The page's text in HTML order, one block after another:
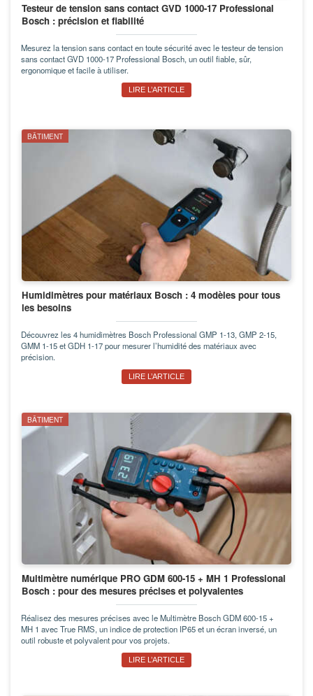
Testeur de tension sans contact GVD 1000-17 Professional
Bosch : précision et fiabilité
Mesurez la tension sans contact en toute sécurité avec le testeur de tension
sans contact GVD 1000-17 Professional Bosch, un outil fiable, sûr,
ergonomique et facile à utiliser.
LIRE L’ARTICLE
BÂTIMENT
Humidimètres pour matériaux Bosch : 4 modèles pour tous
les besoins
Découvrez les 4 humidimètres Bosch Professional GMP 1-13, GMP 2-15,
GMM 1-15 et GDH 1-17 pour mesurer l’humidité des matériaux avec
précision.
LIRE L’ARTICLE
BÂTIMENT
Multimètre numérique PRO GDM 600-15 + MH 1 Professional
Bosch : pour des mesures précises et polyvalentes
Réalisez des mesures précises avec le Multimètre Bosch GDM 600-15 +
MH 1 avec True RMS, un indice de protection IP65 et un écran inversé, un
outil robuste et polyvalent pour vos projets.
LIRE L’ARTICLE